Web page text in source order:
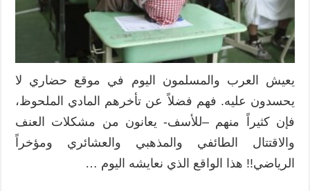
يعيش العرب والمسلمون اليوم في موقع حضاري لا
يحسدون عليه. فهم فضلاً عن تأخرهم المادي الملحوظ،
فإن كثيراً منهم –للأسف- يعانون من مشكلات العنف
والاقتتال الطائفي والمذهبي والعشائري ومؤخراً
الرياضي!! هذا الواقع الذي نعايشه اليوم …